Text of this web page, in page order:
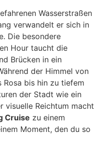
Wasserstraßen
verwandelt er sich in
Die besondere
Hour taucht die
Brücken in ein
der Himmel von
Rosa bis hin zu tiefem
der Stadt wie ein
visuelle Reichtum macht
Cruise zu einem
Moment, den du so